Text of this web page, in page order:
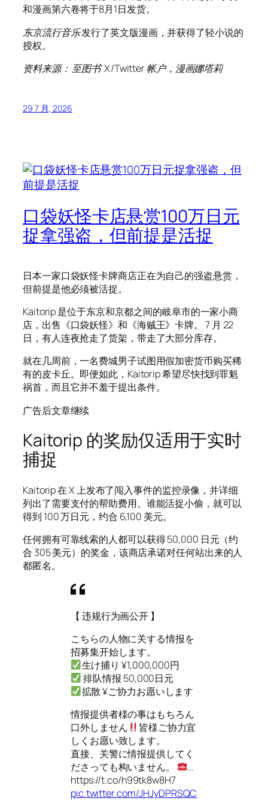
和漫画第六卷将于8月1日发货。
东京流行音乐发行了英文版漫画，并获得了轻小说的
授权。
资料来源： 至图书‘ X/Twitter 帐户，漫画娜塔莉
29 7 月, 2026
口袋妖怪卡店悬赏100万日元
捉拿强盗，但前提是活捉
日本一家口袋妖怪卡牌商店正在为自己的强盗悬赏，
但前提是他必须被活捉。
Kaitorip 是位于东京和京都之间的岐阜市的一家小商
店，出售《口袋妖怪》和《海贼王》卡牌。 7 月 22
日，有人连夜抢走了货架，带走了大部分库存。
就在几周前，一名费城男子试图用假加密货币购买稀
有的皮卡丘。即便如此，Kaitorip 希望尽快找到罪魁
祸首，而且它并不羞于提出条件。
广告后文章继续
Kaitorip 的奖励仅适用于实时
捕捉
Kaitorip 在 X 上发布了闯入事件的监控录像，并详细
列出了需要支付的帮助费用。谁能活捉小偷，就可以
得到 100 万日元，约合 6,100 美元。
任何拥有可靠线索的人都可以获得 50,000 日元（约
合 305 美元）的奖金，该商店承诺对任何站出来的人
都匿名。
【 违规行为画公开 】
こちらの人物に关する情报を
招募集开始します。
生け捕り ¥1,000,000円
排队情报 50,000日元
拡散 ¥ご协力お愿いします
情报提供者様の事はもちろん
口外しません
皆様ご协力宜
しくお愿い致します。
直接、关警に情报提供してく
ださっても构いません。
…
https://t.co/h99tk8w8H7
pic.twitter.com/JHJyDPRSQC